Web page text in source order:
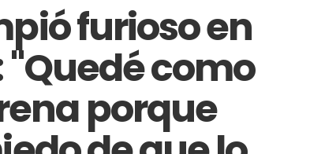
furioso en
"Quedé como
porque